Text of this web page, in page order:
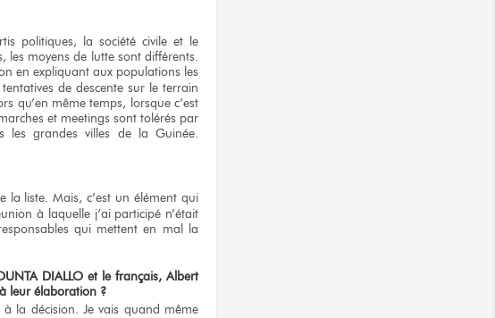
politiques, la société civile et le
moyens de lutte sont différents.
en expliquant aux populations les
de descente sur le terrain
qu’en même temps, lorsque c’est
et meetings sont tolérés par
les grandes villes de la Guinée.
la liste. Mais, c’est un élément qui
à laquelle j’ai participé n’était
qui mettent en mal la
DIALLO et le français, Albert
leur élaboration ?
la décision. Je vais quand même